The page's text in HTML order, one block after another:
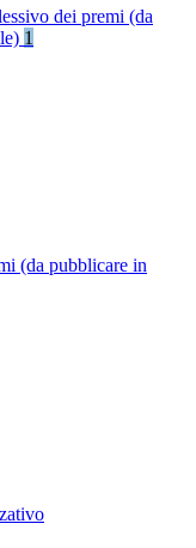
dei premi (da
1
(da pubblicare in